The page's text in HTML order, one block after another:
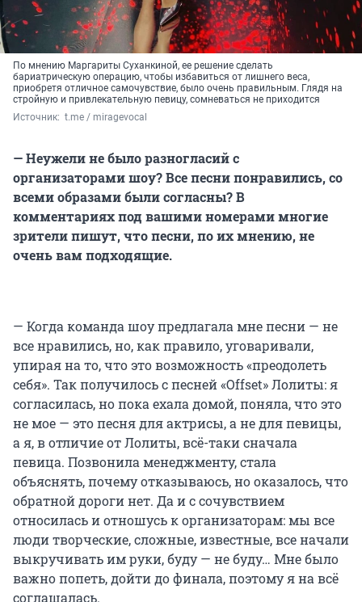
По мнению Маргариты Суханкиной, ее решение сделать
бариатрическую операцию, чтобы избавиться от лишнего веса,
приобретя отличное самочувствие, было очень правильным. Глядя на
стройную и привлекательную певицу, сомневаться не приходится
Источник: t.me / miragevocal
— Неужели не было разногласий с
организаторами шоу? Все песни понравились, со
всеми образами были согласны? В
комментариях под вашими номерами многие
зрители пишут, что песни, по их мнению, не
очень вам подходящие.
— Когда команда шоу предлагала мне песни — не
все нравились, но, как правило, уговаривали,
упирая на то, что это возможность «преодолеть
себя». Так получилось с песней «Оffset» Лолиты: я
согласилась, но пока ехала домой, поняла, что это
не мое — это песня для актрисы, а не для певицы,
а я, в отличие от Лолиты, всё-таки сначала
певица. Позвонила менеджменту, стала
объяснять, почему отказываюсь, но оказалось, что
обратной дороги нет. Да и с сочувствием
относилась и отношусь к организаторам: мы все
люди творческие, сложные, известные, все начали
выкручивать им руки, буду — не буду… Мне было
важно попеть, дойти до финала, поэтому я на всё
соглашалась.